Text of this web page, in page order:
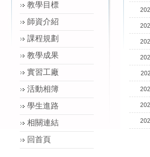
教學目標
師資介紹
課程規劃
教學成果
實習工廠
活動相簿
學生進路
相關連結
回首頁